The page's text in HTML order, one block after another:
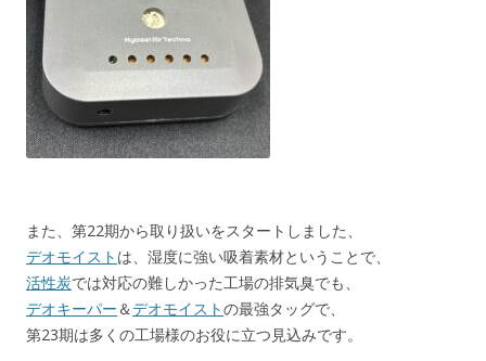
また、第22期から取り扱いをスタートしました、
デオモイスト は、湿度に強い吸着素材ということで、
活性炭では対応の難しかった工場の排気臭でも、
デオキーパー ＆デオモイストの最強タッグで、
第23期は多くの工場様のお役に立つ見込みです。